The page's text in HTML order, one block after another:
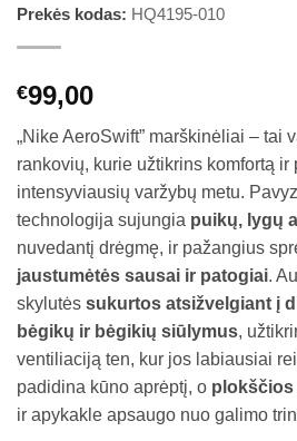
Prekės kodas: HQ4195-010
€99,00
„Nike AeroSwift” marškinėliai – tai
rankovių, kurie užtikrins komfortą ir
intensyviausių varžybų metu.
technologija sujungia puikų, lygų
nuvedantį drėgmę, ir pažangius
jaustumėtės sausai ir patogiai.
skylutės sukurtos atsižvelgiant į
bėgikų ir bėgikių siūlymus,
ventiliaciją ten, kur jos labiausiai
padidina kūno aprėptį, o plokščios
ir apykakle apsaugo nuo galimo